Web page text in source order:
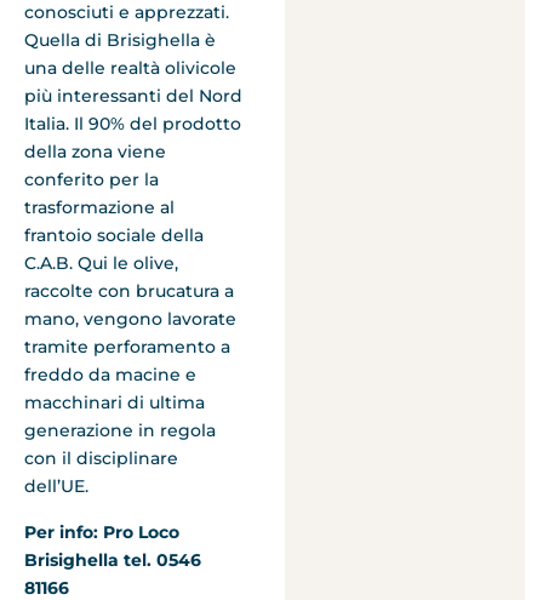
conosciuti e apprezzati.
Quella di Brisighella è
una delle realtà olivicole
più interessanti del Nord
Italia. Il 90% del prodotto
della zona viene
conferito per la
trasformazione al
frantoio sociale della
C.A.B. Qui le olive,
raccolte con brucatura a
mano, vengono lavorate
tramite perforamento a
freddo da macine e
macchinari di ultima
generazione in regola
con il disciplinare
dell’UE.
Per info: Pro Loco
Brisighella tel. 0546
81166